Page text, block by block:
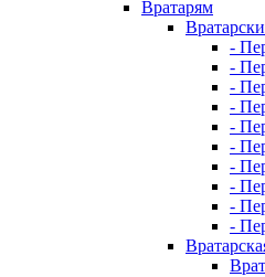
Вратарям
-
-
-
-
-
-
-
-
-
-